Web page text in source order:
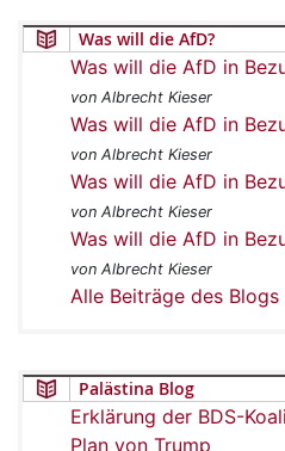
Was will die AfD?
Was will die AfD in
von Albrecht Kieser
Was will die AfD in
von Albrecht Kieser
Was will die AfD in
von Albrecht Kieser
Was will die AfD in
von Albrecht Kieser
Alle Beiträge des Blogs
Palästina Blog
Erklärung der BDS-
Plan von Trump